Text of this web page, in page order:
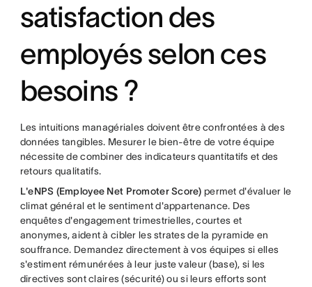
satisfaction des
employés selon ces
besoins ?
Les intuitions managériales doivent être confrontées à des
données tangibles. Mesurer le bien-être de votre équipe
nécessite de combiner des indicateurs quantitatifs et des
retours qualitatifs.
L'eNPS (Employee Net Promoter Score) permet d'évaluer le
climat général et le sentiment d'appartenance. Des
enquêtes d'engagement trimestrielles, courtes et
anonymes, aident à cibler les strates de la pyramide en
souffrance. Demandez directement à vos équipes si elles
s'estiment rémunérées à leur juste valeur (base), si les
directives sont claires (sécurité) ou si leurs efforts sont